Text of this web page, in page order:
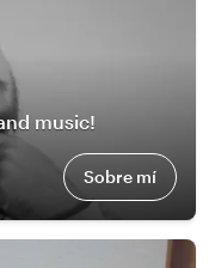
music!
Sobre mí